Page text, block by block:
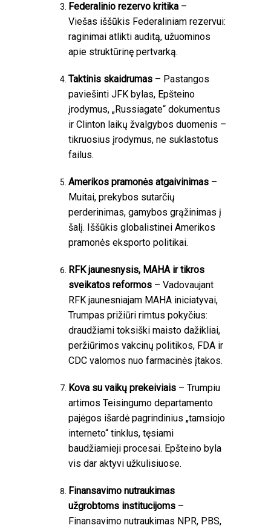
Federalinio rezervo kritika –
Viešas iššūkis Federaliniam rezervui:
raginimai atlikti auditą, užuominos
apie struktūrinę pertvarką.
Taktinis skaidrumas – Pastangos
paviešinti JFK bylas, Epšteino
įrodymus, „Russiagate“ dokumentus
ir Clinton laikų žvalgybos duomenis –
tikruosius įrodymus, ne suklastotus
failus.
Amerikos pramonės atgaivinimas –
Muitai, prekybos sutarčių
perderinimas, gamybos grąžinimas į
šalį. Iššūkis globalistinei Amerikos
pramonės eksporto politikai.
RFK jaunesnysis, MAHA ir tikros
sveikatos reformos – Vadovaujant
RFK jaunesniajam MAHA iniciatyvai,
Trumpas prižiūri rimtus pokyčius:
draudžiami toksiški maisto dažikliai,
peržiūrimos vakcinų politikos, FDA ir
CDC valomos nuo farmacinės įtakos.
Kova su vaikų prekeiviais – Trumpiu
artimos Teisingumo departamento
pajėgos išardė pagrindinius „tamsiojo
interneto“ tinklus, tęsiami
baudžiamieji procesai. Epšteino byla
vis dar aktyvi užkulisiuose.
Finansavimo nutraukimas
užgrobtoms institucijoms –
Finansavimo nutraukimas NPR, PBS,